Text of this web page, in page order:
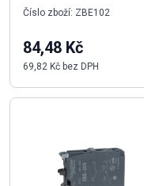
Číslo zboží: ZBE102
84,48 Kč
69,82 Kč bez DPH